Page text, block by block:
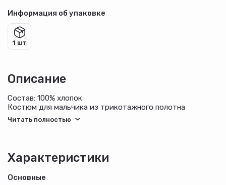
Информация об упаковке
1 шт
Описание
Состав: 100% хлопок
Костюм для мальчика из трикотажного полотна
"кулирка", состоящий из футболки и брюк. Футболка -
полочке, выполненным методом шелкографии. Брюки - из
полотна в клетку, на притачном поясе с эластичной
окантованными входами
Характеристики
Основные